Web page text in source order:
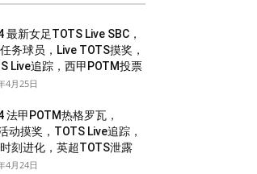
最新女足TOTS Live SBC，
务球员，Live TOTS摸奖，
Live追踪，西甲POTM投票
4月25日
法甲POTM热格罗瓦，
动摸奖，TOTS Live追踪，
刻进化，英超TOTS泄露
4月24日